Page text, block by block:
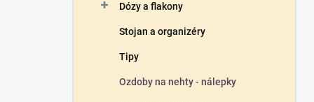
Dózy a flakony
Stojan a organizéry
Tipy
Ozdoby na nehty - nálepky